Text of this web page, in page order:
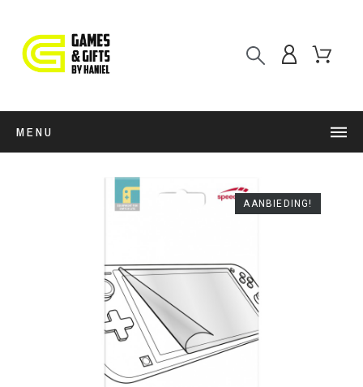
MENU
AANBIEDING!